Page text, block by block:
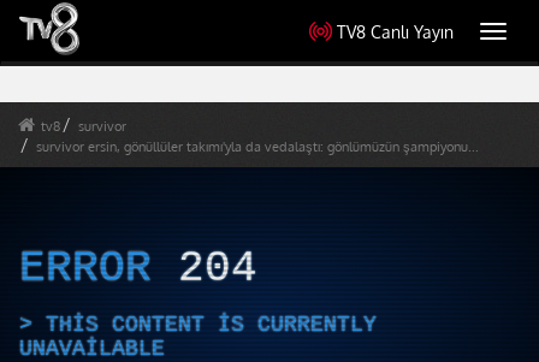
TV8 Canlı Yayın
tv8
survivor
survivor ersin, gönüllüler takımı'yla da vedalaştı: gönlümüzün şampiyonu...
ERROR 204
THIS CONTENT IS CURRENTLY
UNAVAILABLE